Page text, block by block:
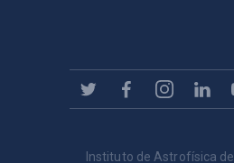
Instituto de Astrofísica de